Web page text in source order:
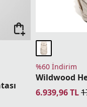
%60 İndirim
6.939,96TL